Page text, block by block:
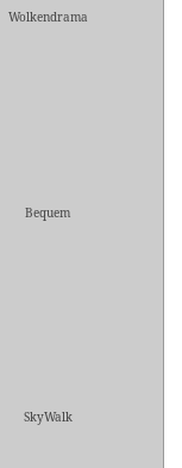
Wolkendrama
Bequem
SkyWalk